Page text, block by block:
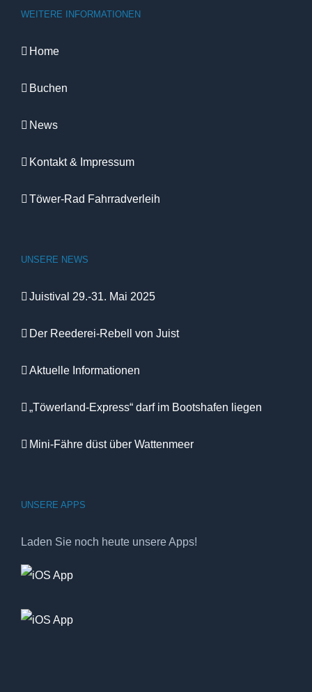
WEITERE INFORMATIONEN
Home
Buchen
News
Kontakt & Impressum
Töwer-Rad Fahrradverleih
UNSERE NEWS
Juistival 29.-31. Mai 2025
Der Reederei-Rebell von Juist
Aktuelle Informationen
„Töwerland-Express“ darf im Bootshafen liegen
Mini-Fähre düst über Wattenmeer
UNSERE APPS
Laden Sie noch heute unsere Apps!